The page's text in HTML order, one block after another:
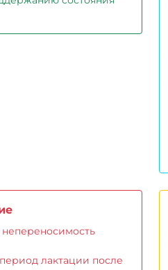
лактации после